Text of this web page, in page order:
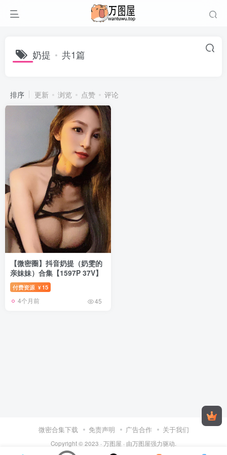
奶提 共1篇
排序 更新 浏览 点赞 评论
【微密圈】抖音奶提（奶雯的
亲妹妹）合集【1597P 37V】
付费资源 ¥ 15
4个月前 45
微密合集下载 免责声明 广告合作 关于我们
Copyright © 2023 · 万图屋 · 由万图屋强力驱动.